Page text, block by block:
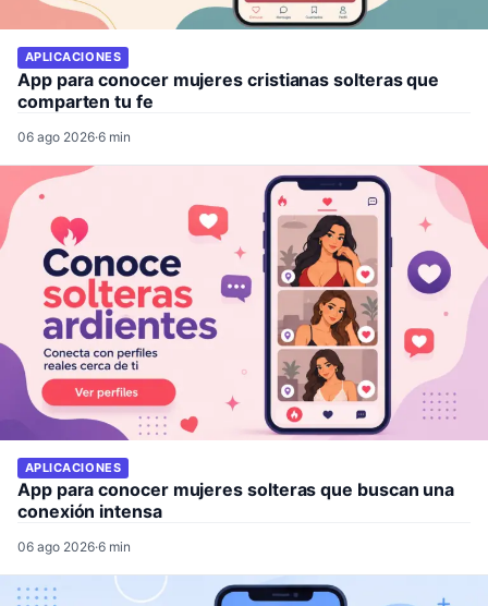
APLICACIONES
App para conocer mujeres cristianas solteras que
comparten tu fe
06 ago 2026·6 min
APLICACIONES
App para conocer mujeres solteras que buscan una
conexión intensa
06 ago 2026·6 min